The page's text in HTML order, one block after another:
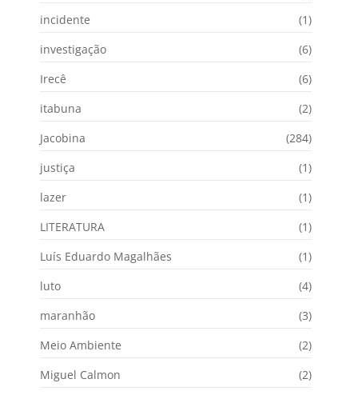
incidente
(1)
investigação
(6)
Irecê
(6)
itabuna
(2)
Jacobina
(284)
justiça
(1)
lazer
(1)
LITERATURA
(1)
Luís Eduardo Magalhães
(1)
luto
(4)
maranhão
(3)
Meio Ambiente
(2)
Miguel Calmon
(2)